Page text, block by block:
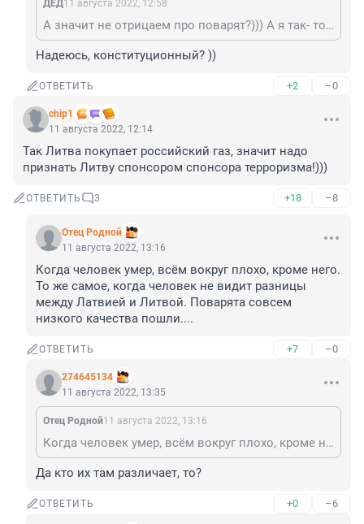
ДЕД11 августа 2022, 12:58
А значит не отрицаем про поварят?))) А я так- то монархист если че...
Надеюсь, конституционный? ))
ОТВЕТИТЬ +2 –0
chip1
11 августа 2022, 12:14
Так Литва покупает российский газ, значит надо
признать Литву спонсором спонсора терроризма!)))
ОТВЕТИТЬ 3 +18 –8
Отец Родной
11 августа 2022, 13:16
Когда человек умер, всём вокруг плохо, кроме него.
То же самое, когда человек не видит разницы
между Латвией и Литвой. Поварята совсем
низкого качества пошли....
ОТВЕТИТЬ +7 –0
274645134
11 августа 2022, 13:35
Отец Родной11 августа 2022, 13:16
Когда человек умер, всём вокруг плохо, кроме него. То же самое, когда человек не видит разницы между Латвией и Литвой. Поварята совсем низкого качества пошли....
Да кто их там различает, то?
ОТВЕТИТЬ +0 –6